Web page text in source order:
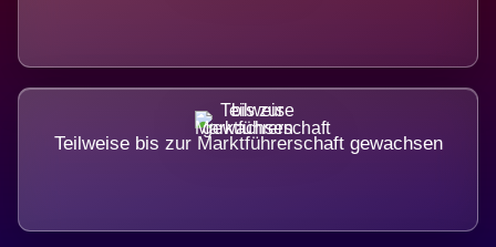
Teilweise bis zur Marktführerschaft gewachsen